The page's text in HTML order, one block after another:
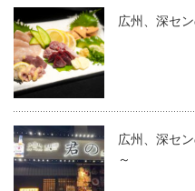
広州、深セ
広州、深セ
～